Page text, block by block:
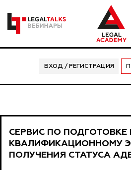
ВХОД / РЕГИСТРАЦИЯ
СЕРВИС ПО ПОДГОТОВКЕ
КВАЛИФИКАЦИОННОМУ
ПОЛУЧЕНИЯ СТАТУСА